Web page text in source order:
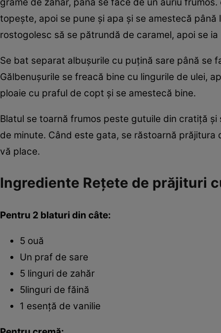
topeşte, apoi se pune şi apa şi se amestecă
rostogolesc să se pătrundă de caramel, apoi se
Se bat separat albuşurile cu puţină sare până se
Gălbenuşurile se freacă bine cu lingurile de ulei,
ploaie cu praful de copt şi se amestecă bine.
Blatul se toarnă frumos peste gutuile din cratiţă
de minute. Când este gata, se răstoarnă
vă place.
Ingrediente Reţete de prăjituri
Pentru 2 blaturi din câte:
5 ouă
Un praf de sare
5 linguri de zahăr
5linguri de făină
1 esenţă de vanilie